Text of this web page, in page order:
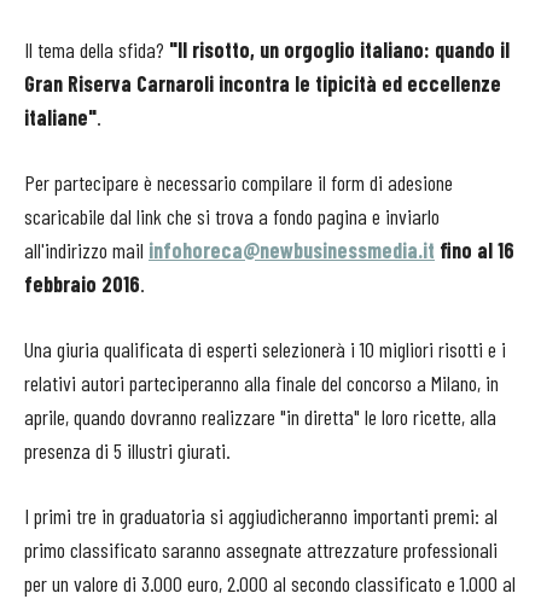
Il tema della sfida? "Il risotto, un orgoglio italiano: quando il
Gran Riserva Carnaroli incontra le tipicità ed eccellenze
italiane".
Per partecipare è necessario compilare il form di adesione
scaricabile dal link che si trova a fondo pagina e inviarlo
all'indirizzo mail infohoreca@newbusinessmedia.it fino al 16
febbraio 2016.
Una giuria qualificata di esperti selezionerà i 10 migliori risotti e i
relativi autori parteciperanno alla finale del concorso a Milano, in
aprile, quando dovranno realizzare "in diretta" le loro ricette, alla
presenza di 5 illustri giurati.
I primi tre in graduatoria si aggiudicheranno importanti premi: al
primo classificato saranno assegnate attrezzature professionali
per un valore di 3.000 euro, 2.000 al secondo classificato e 1.000 al